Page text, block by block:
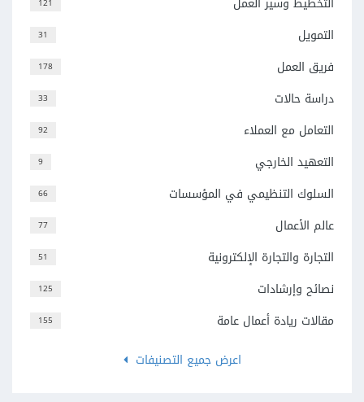
31 التمويل
178 فريق العمل
33 دراسة حالات
92 التعامل مع العملاء
9 التعهيد الخارجي
66 السلوك التنظيمي في المؤسسات
77 عالم الأعمال
51 التجارة والتجارة الإلكترونية
125 نصائح وإرشادات
155
مقالات ريادة أعمال عامة
اعرض جميع التصنيفات